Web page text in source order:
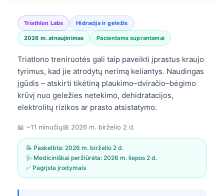
Triathlon Labs Hidracija ir geležis
2026 m. atnaujinimas Pacientams suprantamai
Triatlono treniruotės gali taip paveikti įprastus kraujo
tyrimus, kad jie atrodytų nerimą keliantys. Naudingas
įgūdis – atskirti tikėtiną plaukimo–dviračio–bėgimo
krūvį nuo geležies netekimo, dehidratacijos,
elektrolitų rizikos ar prasto atsistatymo.
📖 ~11 minučių📅 2026 m. birželio 2 d.
📝 Paskelbta: 2026 m. birželio 2 d.
🩺 Mediciniškai peržiūrėta: 2026 m. liepos 2 d.
✅ Pagrįsta įrodymais